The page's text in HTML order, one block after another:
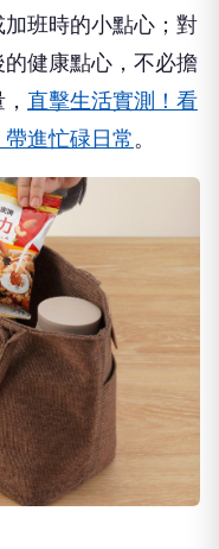
班時的小點心；對
健康點心，不必擔
直擊生活實測！看
進忙碌日常。